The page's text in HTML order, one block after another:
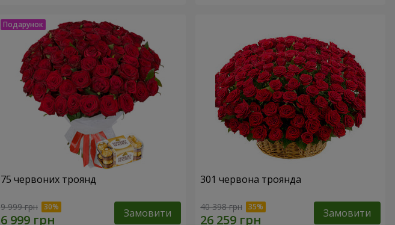
75 червоних троянд
9 999 грн Замовити
301 червона троянда
40 398 грн Замовити